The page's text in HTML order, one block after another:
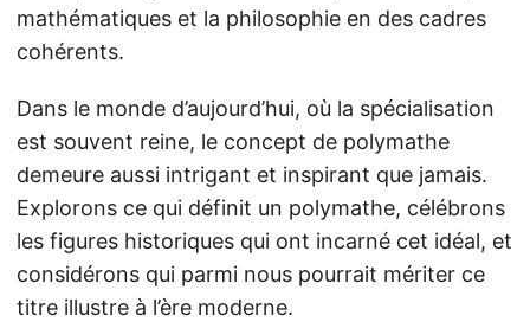
mathématiques et la philosophie en des cadres
cohérents.
Dans le monde d’aujourd’hui, où la spécialisation
est souvent reine, le concept de polymathe
demeure aussi intrigant et inspirant que jamais.
Explorons ce qui définit un polymathe, célébrons
les figures historiques qui ont incarné cet idéal, et
considérons qui parmi nous pourrait mériter ce
titre illustre à l’ère moderne.